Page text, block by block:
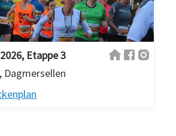
Etappe 3
Dagmersellen